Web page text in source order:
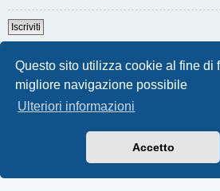
Questo sito utilizza cookie al fine di
migliore navigazione possibile
Ulteriori informazioni
Accetto
Iscriviti
Indice Cancella
Contattaci
Traduzione Italiana